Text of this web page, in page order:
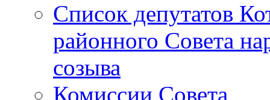
Список депутатов
районного Совета
созыва
Комиссии Совета